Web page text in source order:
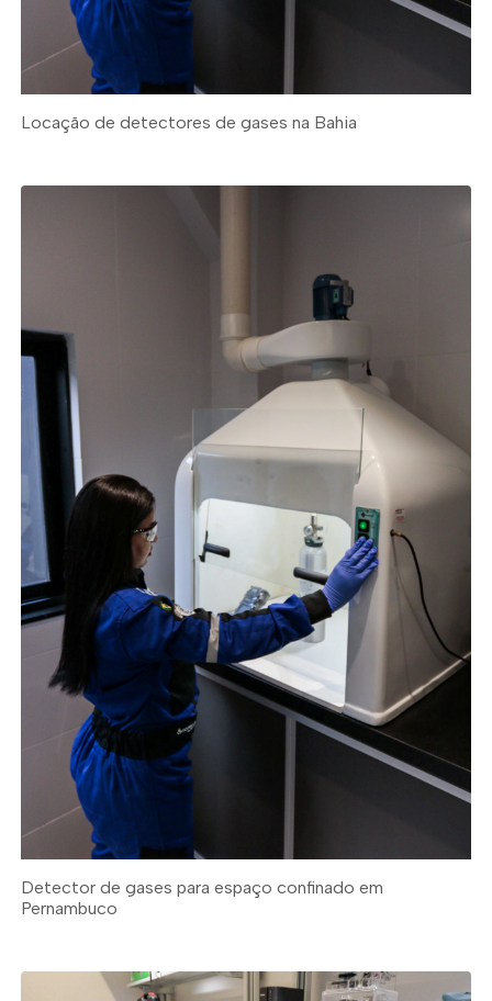
Locação de detectores de gases na Bahia
Detector de gases para espaço confinado em
Pernambuco